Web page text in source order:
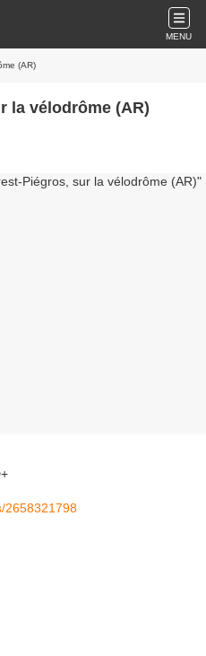
MENU
(AR)
la vélodrôme (AR)
2658321798